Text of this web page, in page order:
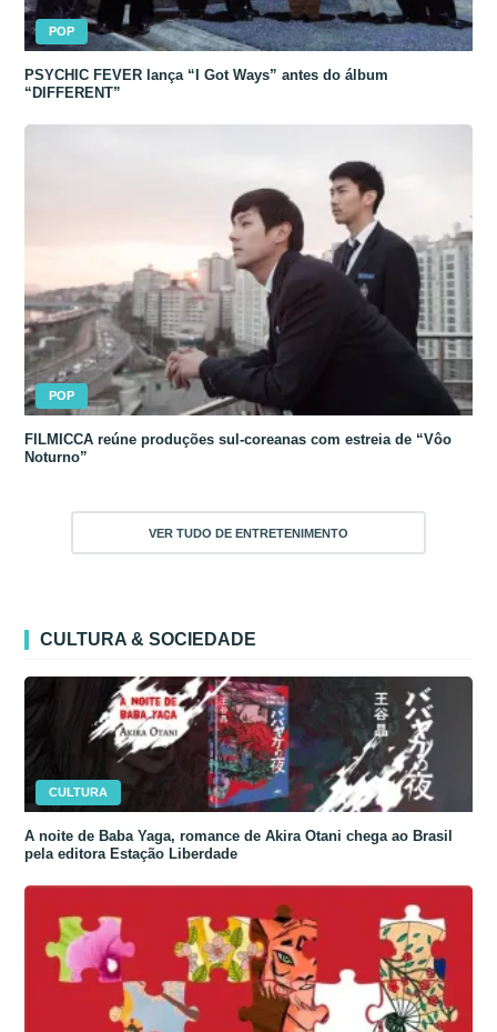
POP
PSYCHIC FEVER lança “I Got Ways” antes do álbum
“DIFFERENT”
POP
FILMICCA reúne produções sul-coreanas com estreia de “Vôo
Noturno”
VER TUDO DE ENTRETENIMENTO
CULTURA & SOCIEDADE
CULTURA
A noite de Baba Yaga, romance de Akira Otani chega ao Brasil
pela editora Estação Liberdade